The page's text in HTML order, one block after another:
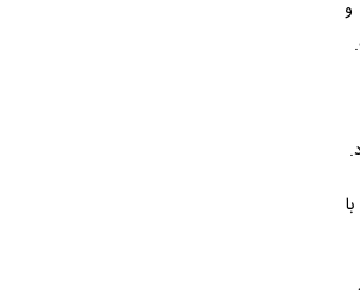
و